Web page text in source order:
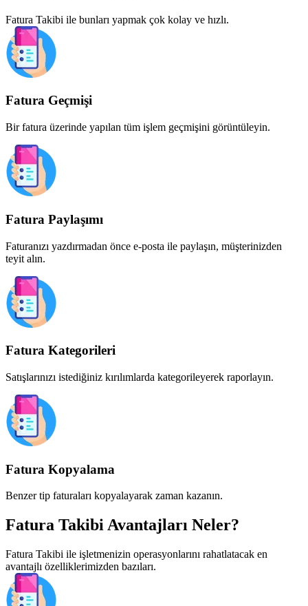
Fatura Takibi ile bunları yapmak çok kolay ve hızlı.
Fatura Geçmişi
Bir fatura üzerinde yapılan tüm işlem geçmişini görüntüleyin.
Fatura Paylaşımı
Faturanızı yazdırmadan önce e-posta ile paylaşın, müşterinizden
teyit alın.
Fatura Kategorileri
Satışlarınızı istediğiniz kırılımlarda kategorileyerek raporlayın.
Fatura Kopyalama
Benzer tip faturaları kopyalayarak zaman kazanın.
Fatura TakibiAvantajları Neler?
Fatura Takibi ile işletmenizin operasyonlarını rahatlatacak en
avantajlı özelliklerimizden bazıları.